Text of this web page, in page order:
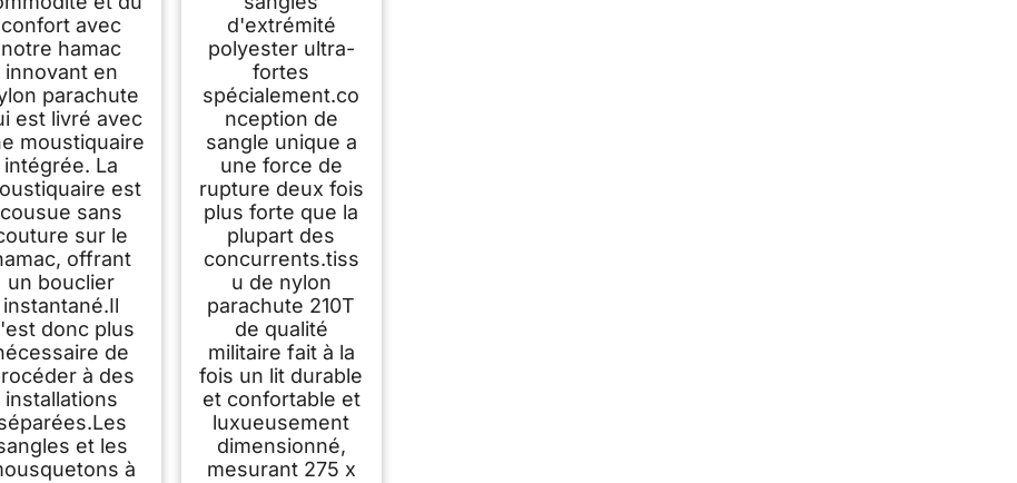
Accessoires
complets | Hamac
Voyage Facile à
Installer
confort avec
notre hamac
innovant en
parachute
est livré avec
moustiquaire
intégrée. La
est
cousue sans
sur le
offrant
un bouclier
instantané.Il
donc plus
de
à des
installations
et les
à
Capacité de charge
de 300 kg, nylon de
parachute respirant
à séchage rapide | 2
mousquetons haut
de gamme, 2 x
élingues en nylon
d'extrémité
polyester ultra-
fortes
spécialement.co
nception de
sangle unique a
une force de
rupture deux fois
plus forte que la
plupart des
concurrents.tiss
u de nylon
parachute 210T
de qualité
militaire fait à la
fois un lit durable
et confortable et
luxueusement
dimensionné,
mesurant 275 x